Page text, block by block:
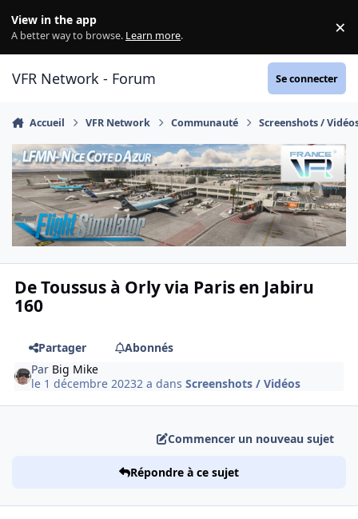
View in the app
A better way to browse. Learn more. ×
VFR Network - Forum Se connecter
Accueil VFR Network Communauté Screenshots /
De Toussus à Orly via Paris en Jabiru
160
Partager
Abonnés
Par Big Mike
le 1 décembre 20232 a dansScreenshots / Vidéos
Commencer un nouveau sujet
Répondre à ce sujet